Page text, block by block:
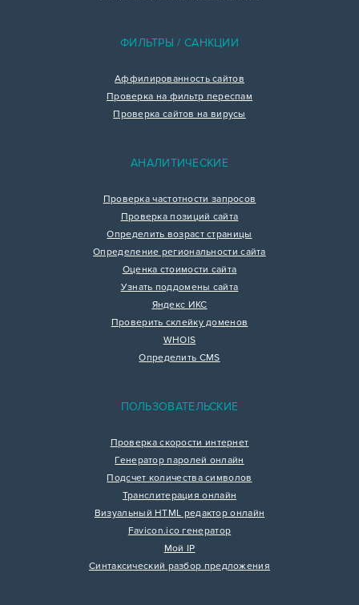
ФИЛЬТРЫ / САНКЦИИ
Аффилированность сайтов
Проверка на фильтр переспам
Проверка сайтов на вирусы
АНАЛИТИЧЕСКИЕ
Проверка частотности запросов
Проверка позиций сайта
Определить возраст страницы
Определение региональности сайта
Оценка стоимости сайта
Узнать поддомены сайта
Яндекс ИКС
Проверить склейку доменов
WHOIS
Определить CMS
ПОЛЬЗОВАТЕЛЬСКИЕ
Проверка скорости интернет
Генератор паролей онлайн
Подсчет количества символов
Транслитерация онлайн
Визуальный HTML редактор онлайн
Favicon.ico генератор
Мой IP
Синтаксический разбор предложения